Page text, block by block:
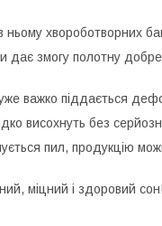
хвороботворних
дає змогу полотну
важко піддається
висохнуть без
пил, продукцію
міцний і здоровий сон!